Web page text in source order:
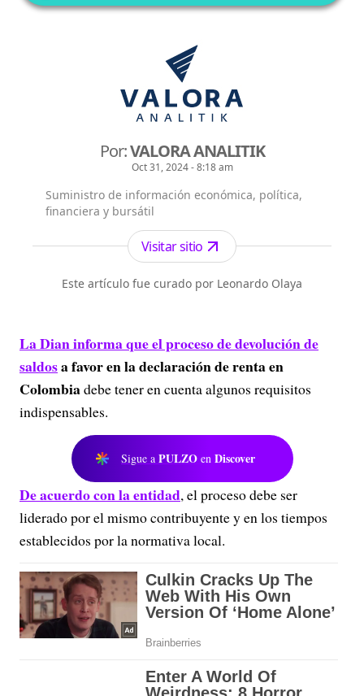
Por:VALORA ANALITIK
Oct 31, 2024 - 8:18 am
Suministro de información económica, política,
financiera y bursátil
Visitar sitio
Este artículo fue curado por Leonardo Olaya
La Dian informa que el proceso de devolución de
saldosa favor en la declaración de renta en
Colombiadebe tener en cuenta algunos requisitos
indispensables.
Sigue a PULZO en Discover
De acuerdo con la entidad, el proceso debe ser
liderado por el mismo contribuyente y en los tiempos
establecidos por la normativa local.